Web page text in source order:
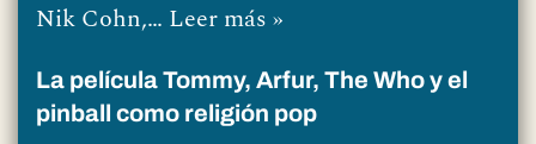
Nik Cohn,… Leer más »
La película Tommy, Arfur, The Who y el
pinball como religión pop